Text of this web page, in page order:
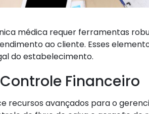
médica requer ferramentas
ao cliente. Esses
do estabelecimento.
Financeiro
recursos avançados para o